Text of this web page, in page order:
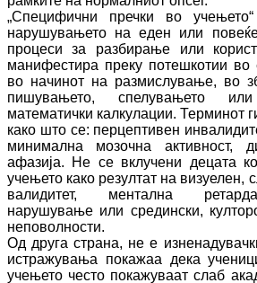
„Специфични пречки во
нарушувањето на еден или
процеси за разбирање или
манифестира пре­ку потешкотии во
во начинот на размислување, во
пишувањето, спелувањето
математички калкулации. Тер­ми­нот
како што се: перцептивен
минимална мозочна активност,
афазија. Не се вклучени де­ца­та
учењето како ре­зултат на
ва­лидитет, ментална
нарушување или средински,
неповолности.
Од друга страна, не е
истражувања покажаа дека
учењето често по­ка­жу­ваат слаб